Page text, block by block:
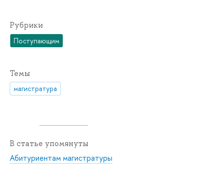
Рубрики
Поступающим
Темы
магистратура
В статье упомянуты
Абитуриентам магистратуры